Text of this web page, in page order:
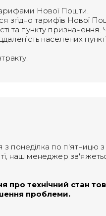
Нової Пошти.
згідно тарифів Нової
та пункту
населених
понеділка по п'ятницю
наш менеджер
про технічний стан
проблеми.